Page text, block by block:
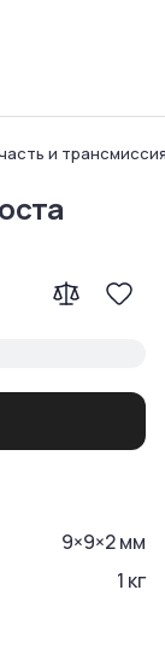
и
9×9×2мм
1 кг